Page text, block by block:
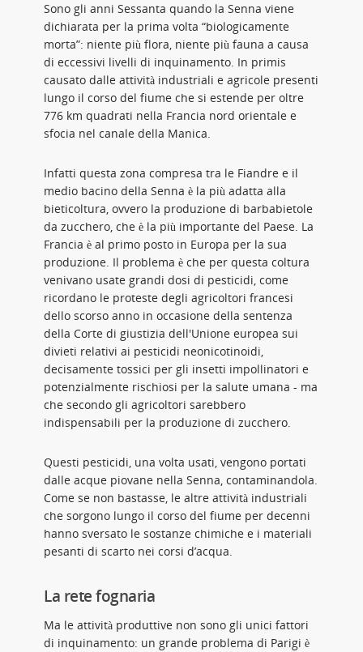
Sono gli anni Sessanta quando la Senna viene
dichiarata per la prima volta “biologicamente
morta”: niente più flora, niente più fauna a causa
di eccessivi livelli di inquinamento. In primis
causato dalle attività industriali e agricole presenti
lungo il corso del fiume che si estende per oltre
776 km quadrati nella Francia nord orientale e
sfocia nel canale della Manica.
Infatti questa zona compresa tra le Fiandre e il
medio bacino della Senna è la più adatta alla
bieticoltura, ovvero la produzione di barbabietole
da zucchero, che è la più importante del Paese. La
Francia è al primo posto in Europa per la sua
produzione. Il problema è che per questa coltura
venivano usate grandi dosi di pesticidi, come
ricordano le proteste degli agricoltori francesi
dello scorso anno in occasione della sentenza
della Corte di giustizia dell'Unione europea sui
divieti relativi ai pesticidi neonicotinoidi,
decisamente tossici per gli insetti impollinatori e
potenzialmente rischiosi per la salute umana - ma
che secondo gli agricoltori sarebbero
indispensabili per la produzione di zucchero.
Questi pesticidi, una volta usati, vengono portati
dalle acque piovane nella Senna, contaminandola.
Come se non bastasse, le altre attività industriali
che sorgono lungo il corso del fiume per decenni
hanno sversato le sostanze chimiche e i materiali
pesanti di scarto nei corsi d’acqua.
La rete fognaria
Ma le attività produttive non sono gli unici fattori
di inquinamento: un grande problema di Parigi è